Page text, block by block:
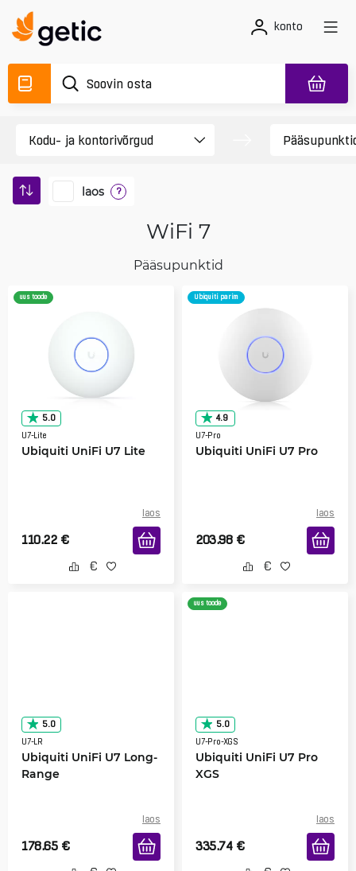
konto
laos ?
WiFi 7
Pääsupunktid
uus toode
5.0
U7-Lite
Ubiquiti UniFi U7 Lite
laos
110.22 €
Ubiquiti parim
4.9
U7-Pro
Ubiquiti UniFi U7 Pro
laos
203.98 €
5.0
U7-LR
Ubiquiti UniFi U7 Long-
Range
laos
178.65 €
uus toode
5.0
U7-Pro-XGS
Ubiquiti UniFi U7 Pro
XGS
laos
335.74 €